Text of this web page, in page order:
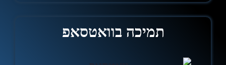
תמיכה בוואטסאפ